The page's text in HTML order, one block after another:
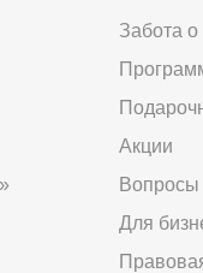
Забота о
Акции
Вопросы
Для